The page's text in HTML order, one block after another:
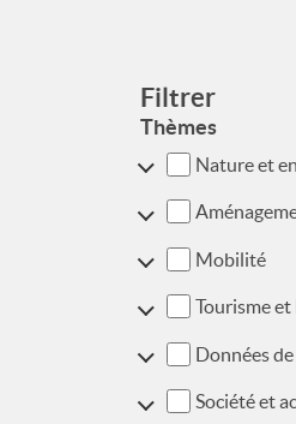
Filtrer
Thèmes
Nature et
Mobilité
Tourisme
Données de
Société et